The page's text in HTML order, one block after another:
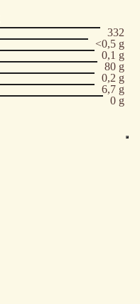
332
<0,5 g
0,1 g
80 g
0,2 g
6,7 g
0 g